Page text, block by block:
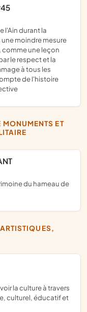
moindre mesure
comme une leçon
le respect et la
à tous les
de l'histoire
culturel, éducatif et